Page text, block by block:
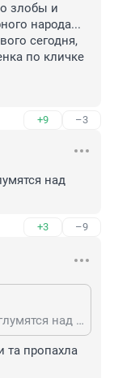
злобы и
народа...
сегодня,
по кличке
+9 –3
над
+3 –9
Это не люди, это работники ципсо глумятся над большим артистом
та пропахла